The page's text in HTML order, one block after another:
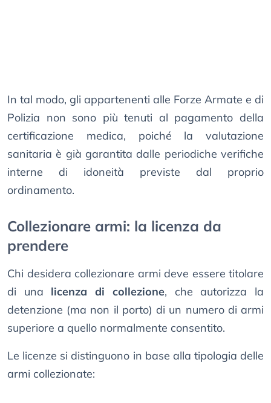
In tal modo, gli appartenenti alle Forze Armate e di
Polizia non sono più tenuti al pagamento della
certificazione medica, poiché la valutazione
sanitaria è già garantita dalle periodiche verifiche
interne di idoneità previste dal proprio
ordinamento.
Collezionare armi: la licenza da
prendere
Chi desidera collezionare armi deve essere titolare
di una licenza di collezione, che autorizza la
detenzione (ma non il porto) di un numero di armi
superiore a quello normalmente consentito.
Le licenze si distinguono in base alla tipologia delle
armi collezionate: